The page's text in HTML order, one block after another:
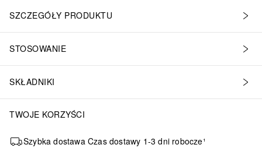
SZCZEGÓŁY PRODUKTU
STOSOWANIE
SKŁADNIKI
TWOJE KORZYŚCI
Szybka dostawa Czas dostawy 1-3 dni robocze¹